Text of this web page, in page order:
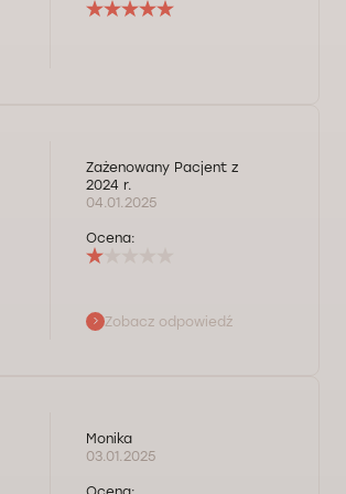
Zażenowany Pacjent z
2024 r.
04.01.2025
Ocena:
Zobacz odpowiedź
Monika
03.01.2025